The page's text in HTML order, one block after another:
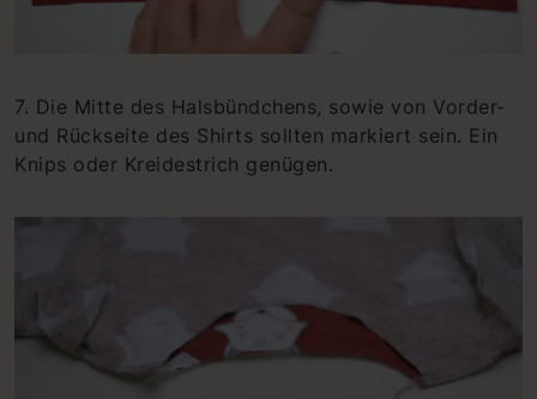
7. Die Mitte des Halsbündchens, sowie von Vorder-
und Rückseite des Shirts sollten markiert sein. Ein
Knips oder Kreidestrich genügen.